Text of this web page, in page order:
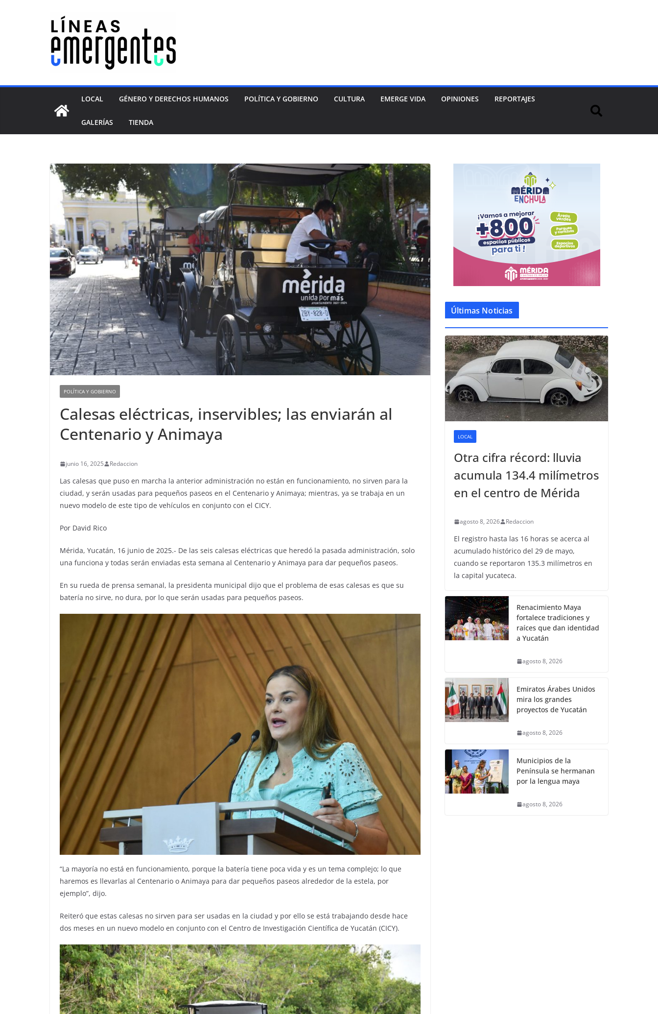
LOCAL GÉNERO Y DERECHOS HUMANOS POLÍTICA Y GOBIERNO CULTURA EMERGE VIDA OPINIONES REPORTAJES
GALERÍAS TIENDA
POLÍTICA Y GOBIERNO
Calesas eléctricas, inservibles; las enviarán al
Centenario y Animaya
junio 16, 2025 Redaccion
Las calesas que puso en marcha la anterior administración no están en funcionamiento, no sirven para la
ciudad, y serán usadas para pequeños paseos en el Centenario y Animaya; mientras, ya se trabaja en un
nuevo modelo de este tipo de vehículos en conjunto con el CICY.
Por David Rico
Mérida, Yucatán, 16 junio de 2025.- De las seis calesas eléctricas que heredó la pasada administración, solo
una funciona y todas serán enviadas esta semana al Centenario y Animaya para dar pequeños paseos.
En su rueda de prensa semanal, la presidenta municipal dijo que el problema de esas calesas es que su
batería no sirve, no dura, por lo que serán usadas para pequeños paseos.
“La mayoría no está en funcionamiento, porque la batería tiene poca vida y es un tema complejo; lo que
haremos es llevarlas al Centenario o Animaya para dar pequeños paseos alrededor de la estela, por
ejemplo”, dijo.
Reiteró que estas calesas no sirven para ser usadas en la ciudad y por ello se está trabajando desde hace
dos meses en un nuevo modelo en conjunto con el Centro de Investigación Científica de Yucatán (CICY).
Últimas Noticias
LOCAL
Otra cifra récord: lluvia
acumula 134.4 milímetros
en el centro de Mérida
agosto 8, 2026 Redaccion
El registro hasta las 16 horas se acerca al
acumulado histórico del 29 de mayo,
cuando se reportaron 135.3 milímetros en
la capital yucateca.
Renacimiento Maya
fortalece tradiciones y
raíces que dan identidad
a Yucatán
agosto 8, 2026
Emiratos Árabes Unidos
mira los grandes
proyectos de Yucatán
agosto 8, 2026
Municipios de la
Península se hermanan
por la lengua maya
agosto 8, 2026